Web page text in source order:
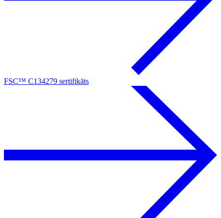
FSC™ C134279 sertifikāts